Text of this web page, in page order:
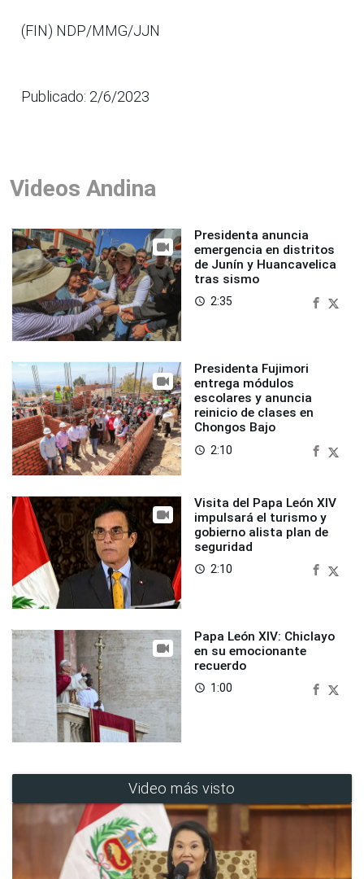
(FIN) NDP/MMG/JJN
Publicado: 2/6/2023
Videos Andina
Presidenta anuncia
emergencia en distritos
de Junín y Huancavelica
tras sismo
access_time 2:35
Presidenta Fujimori
entrega módulos
escolares y anuncia
reinicio de clases en
Chongos Bajo
access_time 2:10
Visita del Papa León XIV
impulsará el turismo y
gobierno alista plan de
seguridad
access_time 2:10
Papa León XIV: Chiclayo
en su emocionante
recuerdo
access_time 1:00
Video más visto